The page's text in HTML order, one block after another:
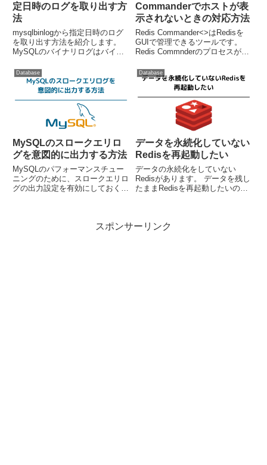
定日時のログを取り出す方
法
mysqlbinlogから指定日時のログ
を取り出す方法を紹介します。
MySQLのバイナリログはバイナ
リログをテキスト形式に変換する
には、mysqlbinlogコマンドを利
用します。mysqlbinlog [op...
Commanderでホストが表
示されないときの対応方法
Redis Commander<>はRedisを
GUIで管理できるツールです。
Redis Commnderのプロセスが再
RedisホストがあるとRedisのホ
スト名が表示されなくなる場合が
あります。※画面からのホス...
Database
MySQLのスロークエリロ
グを意図的に出力する方法
MySQLのパフォーマンスチュー
ニングのために、スロークエリロ
グの出力設定を有効にしておくの
されるのかを確認したいな。遅い
Database
データを永続化していない
Redisを再起動したい
データの永続化をしていない
Redisがあります。 データを残し
たままRedisを再起動したいので
永続化をしないで利用する場合も
スポンサーリンク